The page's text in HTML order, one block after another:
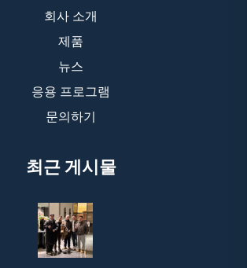
회사 소개
제품
뉴스
응용 프로그램
문의하기
최근 게시물